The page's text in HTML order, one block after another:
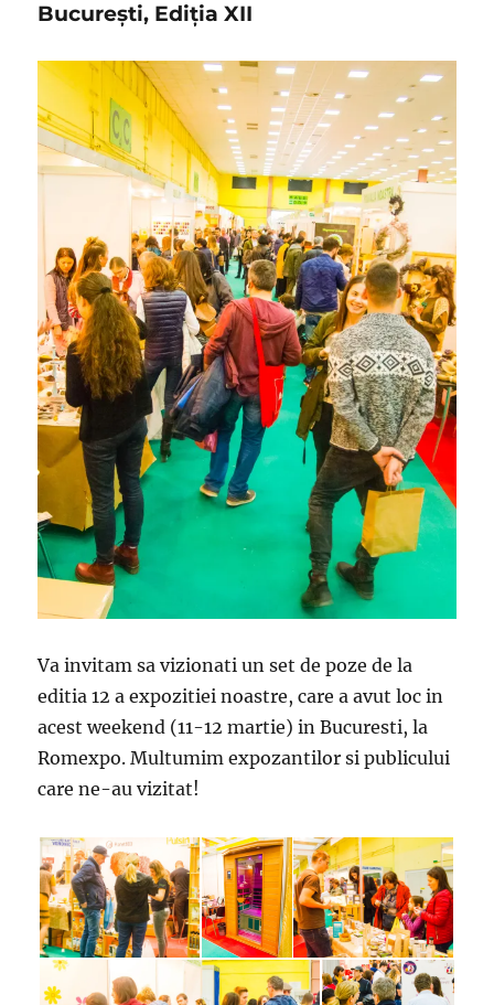
București, Ediția XII
Va invitam sa vizionati un set de poze de la
editia 12 a expozitiei noastre, care a avut loc in
acest weekend (11-12 martie) in Bucuresti, la
Romexpo. Multumim expozantilor si publicului
care ne-au vizitat!